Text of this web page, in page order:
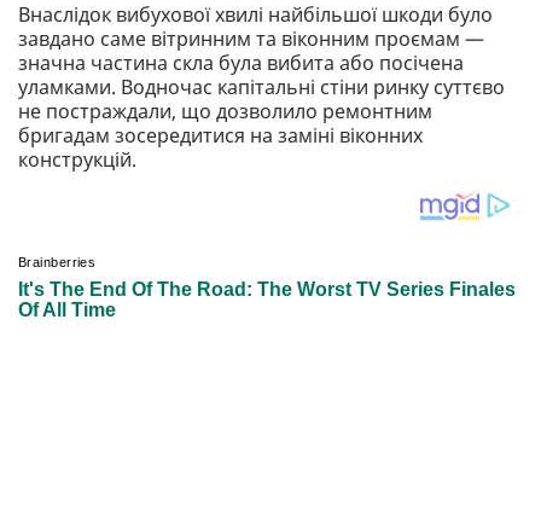
Внаслідок вибухової хвилі найбільшої шкоди було
завдано саме вітринним та віконним проємам —
значна частина скла була вибита або посічена
уламками. Водночас капітальні стіни ринку суттєво
не постраждали, що дозволило ремонтним
бригадам зосередитися на заміні віконних
конструкцій.